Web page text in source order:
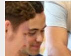
Het
sociaal
domein
in
vogelvlucht